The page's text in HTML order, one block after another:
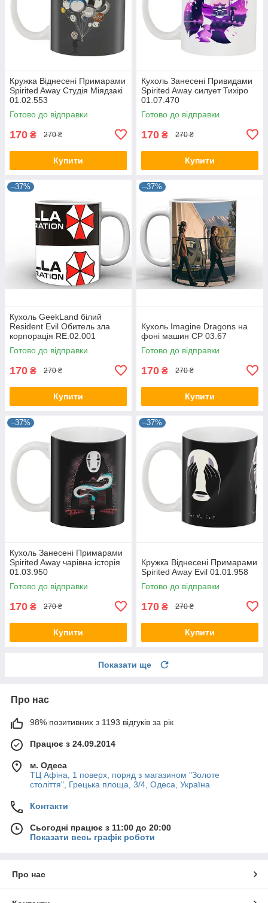
Кружка Віднесені Примарами
Spirited Away Студія Міядзакі
01.02.553
Готово до відправки
170 ₴ 270 ₴
Купити
Кухоль Занесені Привидами
Spirited Away силует Тихіро
01.07.470
Готово до відправки
170 ₴ 270 ₴
Купити
–37%
Кухоль GeekLand білий
Resident Evil Обитель зла
корпорація RE.02.001
Готово до відправки
170 ₴ 270 ₴
Купити
–37%
Кухоль Imagine Dragons на
фоні машин CP 03.67
Готово до відправки
170 ₴ 270 ₴
Купити
–37%
Кухоль Занесені Примарами
Spirited Away чарівна історія
01.03.950
Готово до відправки
170 ₴ 270 ₴
Купити
–37%
Кружка Віднесені Примарами
Spirited Away Evil 01.01.958
Готово до відправки
170 ₴ 270 ₴
Купити
Показати ще
Про нас
98% позитивних з 1193 відгуків за рік
Працює з 24.09.2014
м. Одеса
ТЦ Афіна, 1 поверх, поряд з магазином "Золоте
століття", Грецька площа, 3/4, Одеса, Україна
Контакти
Сьогодні працює з 11:00 до 20:00
Показати весь графік роботи
Про нас